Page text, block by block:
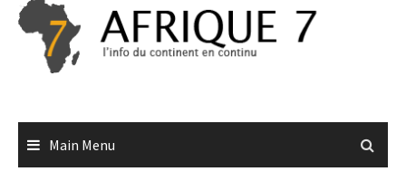
Skip
content
Main Menu